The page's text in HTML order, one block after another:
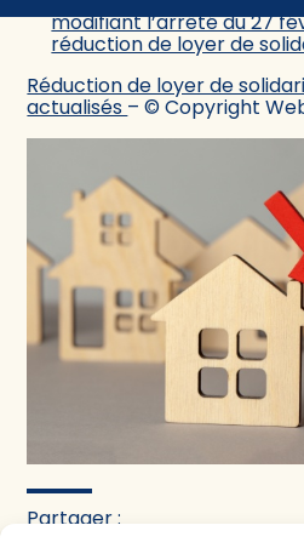
modifiant l’arrêté du 27
réduction de loyer de
Réduction de loyer de
actualisés – © Copyright
Partager :